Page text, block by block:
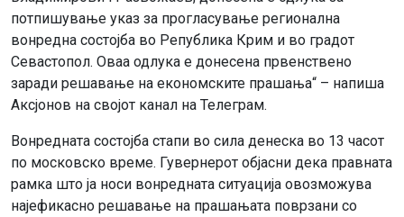
потпишување указ за прогласување регионална
вонредна состојба во Република Крим и во градот
Севастопол. Оваа одлука е донесена првенствено
заради решавање на економските прашања“ – напиша
Аксјонов на својот канал на Телеграм.
Вонредната состојба стапи во сила денеска во 13 часот
по московско време. Гувернерот објасни дека правната
рамка што ја носи вонредната ситуација овозможува
најефикасно решавање на прашањата поврзани со